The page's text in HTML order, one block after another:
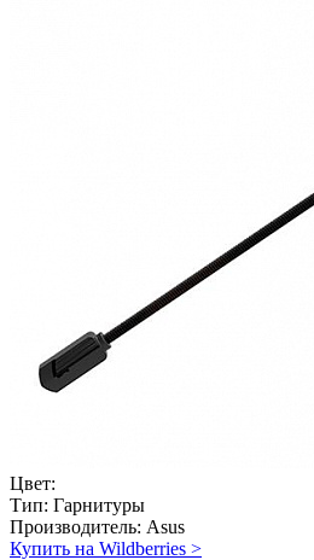
Цвет:
Тип: Гарнитуры
Производитель: Asus
Купить на Wildberries >